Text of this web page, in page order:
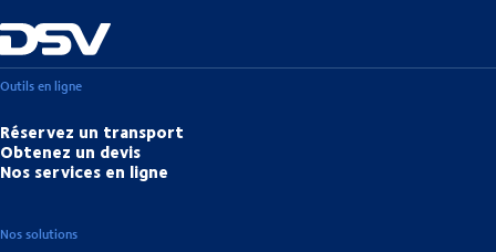
Outils en ligne
Réservez un transport
Obtenez un devis
Nos services en ligne
Nos solutions